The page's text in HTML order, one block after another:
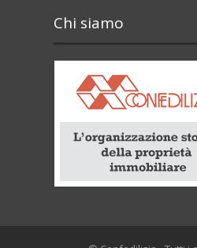
Chi siamo